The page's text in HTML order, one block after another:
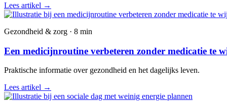
Lees artikel →
Gezondheid & zorg · 8 min
Een medicijnroutine verbeteren zonder medicatie te
Praktische informatie over gezondheid en het dagelijks leven.
Lees artikel →